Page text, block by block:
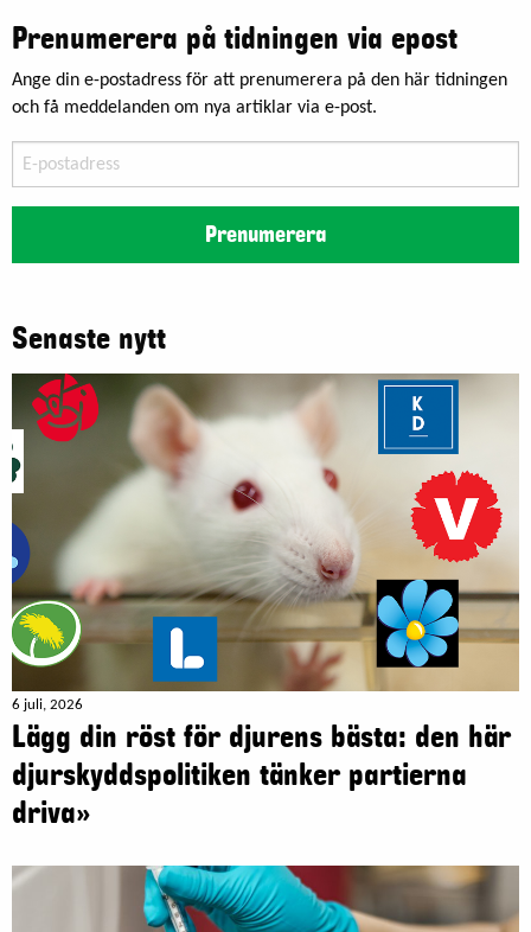
Prenumerera på tidningen via epost
Ange din e-postadress för att prenumerera på den här tidningen
och få meddelanden om nya artiklar via e-post.
postadress
Prenumerera
Senaste nytt
6 juli, 2026
Lägg din röst för djurens bästa: den här
djurskyddspolitiken tänker partierna
driva»